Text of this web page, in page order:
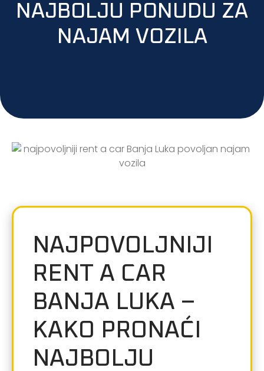
NAJBOLJU PONUDU ZA
NAJAM VOZILA
NAJPOVOLJNIJI
RENT A CAR
BANJA LUKA –
KAKO PRONAĆI
NAJBOLJU